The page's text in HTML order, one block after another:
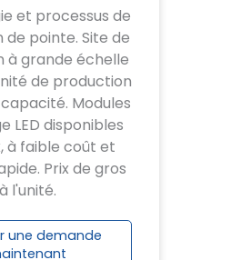
et processus de
pointe. Site de
à grande échelle
de production
Modules
LED disponibles
à faible coût et
Prix de gros
à l'unité.
une demande